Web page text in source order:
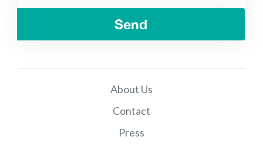
Send
About Us
Contact
Press